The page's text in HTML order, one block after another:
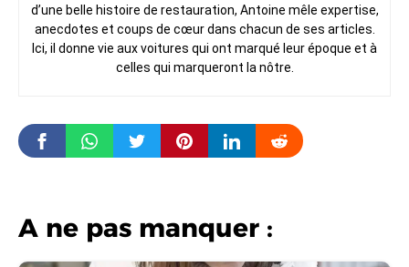
d’une belle histoire de restauration, Antoine mêle expertise,
anecdotes et coups de cœur dans chacun de ses articles.
Ici, il donne vie aux voitures qui ont marqué leur époque et à
celles qui marqueront la nôtre.
A ne pas manquer :